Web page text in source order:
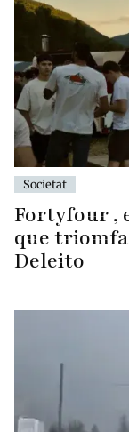
Societat
Fortyfour ,
que
Deleito